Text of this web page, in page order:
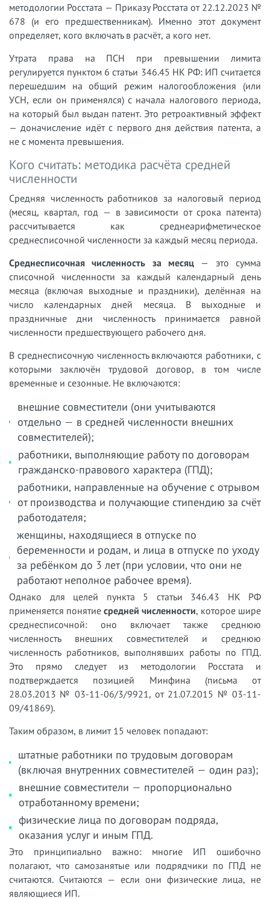
методологии Росстата — Приказу Росстата от 22.12.2023 №
678 (и его предшественникам). Именно этот документ
определяет, кого включать в расчёт, а кого нет.
Утрата права на ПСН при превышении лимита
регулируется пунктом 6 статьи 346.45 НК РФ: ИП считается
перешедшим на общий режим налогообложения (или
УСН, если он применялся) с начала налогового периода,
на который был выдан патент. Это ретроактивный эффект
— доначисление идёт с первого дня действия патента, а
не с момента превышения.
Кого считать: методика расчёта средней
численности
Средняя численность работников за налоговый период
(месяц, квартал, год — в зависимости от срока патента)
рассчитывается как среднеарифметическое
среднесписочной численности за каждый месяц периода.
Среднесписочная численность за месяц — это сумма
списочной численности за каждый календарный день
месяца (включая выходные и праздники), делённая на
число календарных дней месяца. В выходные и
праздничные дни численность принимается равной
численности предшествующего рабочего дня.
В среднесписочную численность включаются работники, с
которыми заключён трудовой договор, в том числе
временные и сезонные. Не включаются:
внешние совместители (они учитываются
отдельно — в средней численности внешних
совместителей);
работники, выполняющие работу по договорам
гражданско-правового характера (ГПД);
работники, направленные на обучение с отрывом
от производства и получающие стипендию за счёт
работодателя;
женщины, находящиеся в отпуске по
беременности и родам, и лица в отпуске по уходу
за ребёнком до 3 лет (при условии, что они не
работают неполное рабочее время).
Однако для целей пункта 5 статьи 346.43 НК РФ
применяется понятие средней численности, которое шире
среднесписочной: оно включает также среднюю
численность внешних совместителей и среднюю
численность работников, выполнявших работы по ГПД.
Это прямо следует из методологии Росстата и
подтверждается позицией Минфина (письма от
28.03.2013 № 03-11-06/3/9921, от 21.07.2015 № 03-11-
09/41869).
Таким образом, в лимит 15 человек попадают:
штатные работники по трудовым договорам
(включая внутренних совместителей — один раз);
внешние совместители — пропорционально
отработанному времени;
физические лица по договорам подряда,
оказания услуг и иным ГПД.
Это принципиально важно: многие ИП ошибочно
полагают, что самозанятые или подрядчики по ГПД не
считаются. Считаются — если они физические лица, не
являющиеся ИП.